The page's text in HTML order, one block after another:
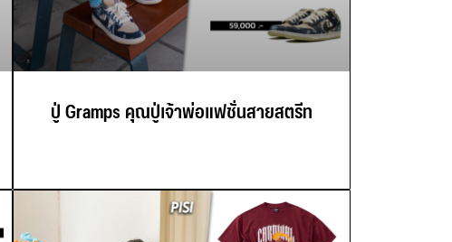
ปู่ Gramps คุณปู่เจ้าพ่อแฟชั่นสายสตรีท